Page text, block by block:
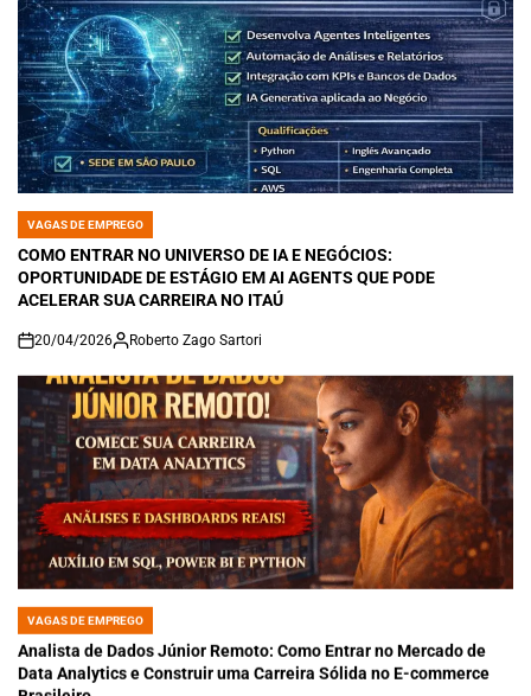
POSTED
IN
VAGAS DE EMPREGO
COMO ENTRAR NO UNIVERSO DE IA E NEGÓCIOS:
OPORTUNIDADE DE ESTÁGIO EM AI AGENTS QUE PODE
ACELERAR SUA CARREIRA NO ITAÚ
on
20/04/2026 Roberto Zago Sartori
POSTED
IN
VAGAS DE EMPREGO
Analista de Dados Júnior Remoto: Como Entrar no Mercado de
Data Analytics e Construir uma Carreira Sólida no E-commerce